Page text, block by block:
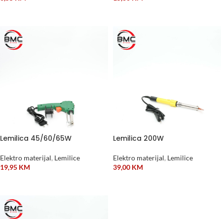
Lemilica 45/60/65W
Elektro materijal, Lemilice
19,95 KM
Lemilica 200W
Elektro materijal, Lemilice
39,00 KM